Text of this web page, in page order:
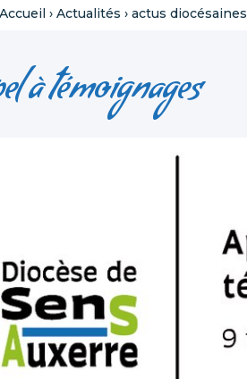
Accueil › Actualités › actus diocésaines
à témoignages